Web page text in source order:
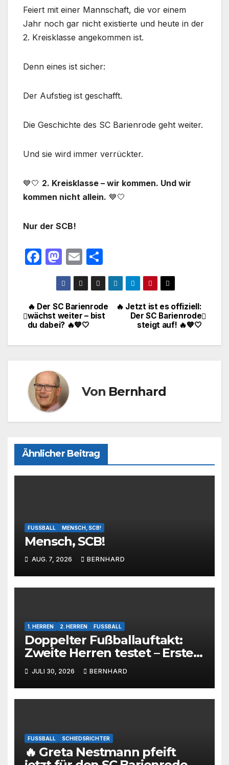
Feiert mit einer Mannschaft, die vor einem
Jahr noch gar nicht existierte und heute in der
2. Kreisklasse angekommen ist.
Denn eines ist sicher:
Der Aufstieg ist geschafft.
Die Geschichte des SC Barienrode geht weiter.
Und sie wird immer verrückter.
💙🤍 2. Kreisklasse – wir kommen. Und wir
kommen nicht allein. 💙🤍
Nur der SCB!
F
e
b
k
M
a
st
o
d
E
m
ail
ei
le
n
Beitragsnavigation
🔥 Jetzt ist es offiziell:
Der SC Barienrode
steigt auf! 🔥💙🤍
🔥 Der SC Barienrode
wächst weiter – bist
du dabei? 🔥💙🤍
Von Bernhard
Ähnlicher Beitrag
FUSSBALL MENSCH, SCB!
Mensch, SCB!
AUG. 7, 2026 BERNHARD
1. HERREN 2. HERREN FUSSBALL
Doppelter Fußballauftakt:
Zweite Herren testet – Erste
Herren startet im Kreispokal
JULI 30, 2026 BERNHARD
FUSSBALL SCHIEDSRICHTER
🔥 Greta Nestmann pfeift